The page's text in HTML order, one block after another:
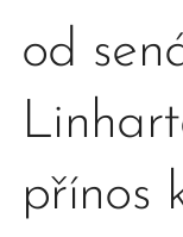
od
přínos